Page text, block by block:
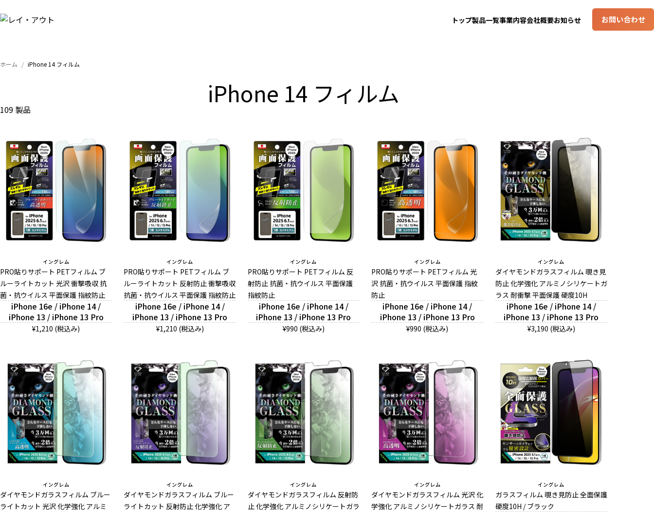
トップ製品一覧事業内容会社概要お知らせ お問い合わせ
ホーム iPhone 14 フィルム
iPhone 14 フィルム
109 製品
イングレム
PRO貼りサポート PETフィルム ブ
ルーライトカット 光沢 衝撃吸収 抗
菌・抗ウイルス 平面保護 指紋防止
iPhone 16e / iPhone 14 /
iPhone 13 / iPhone 13 Pro
¥1,210 (税込み)
イングレム
PRO貼りサポート PETフィルム ブ
ルーライトカット 反射防止 衝撃吸収
抗菌・抗ウイルス 平面保護 指紋防止
iPhone 16e / iPhone 14 /
iPhone 13 / iPhone 13 Pro
¥1,210 (税込み)
イングレム
PRO貼りサポート PETフィルム 反
射防止 抗菌・抗ウイルス 平面保護
指紋防止
iPhone 16e / iPhone 14 /
iPhone 13 / iPhone 13 Pro
¥990 (税込み)
イングレム
PRO貼りサポート PETフィルム 光
沢 抗菌・抗ウイルス 平面保護 指紋
防止
iPhone 16e / iPhone 14 /
iPhone 13 / iPhone 13 Pro
¥990 (税込み)
イングレム
ダイヤモンドガラスフィルム 覗き見
防止 化学強化 アルミノシリケートガ
ラス 耐衝撃 平面保護 硬度10H
iPhone 16e / iPhone 14 /
iPhone 13 / iPhone 13 Pro
¥3,190 (税込み)
イングレム
ダイヤモンドガラスフィルム ブルー
ライトカット 光沢 化学強化 アルミ
イングレム
ダイヤモンドガラスフィルム ブルー
ライトカット 反射防止 化学強化 ア
イングレム
ダイヤモンドガラスフィルム 反射防
止 化学強化 アルミノシリケートガラ
イングレム
ダイヤモンドガラスフィルム 光沢 化
学強化 アルミノシリケートガラス 耐
イングレム
ガラスフィルム 覗き見防止 全面保護
硬度10H / ブラック